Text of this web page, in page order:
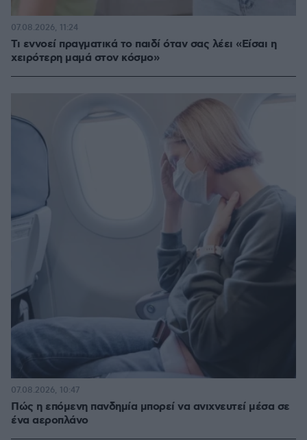
Τι εννοεί πραγματικά το παιδί όταν σας λέει «Είσαι η
χειρότερη μαμά στον κόσμο»
07.08.2026, 11:24
Πώς η επόμενη πανδημία μπορεί να ανιχνευτεί μέσα σε
ένα αεροπλάνο
07.08.2026, 10:47